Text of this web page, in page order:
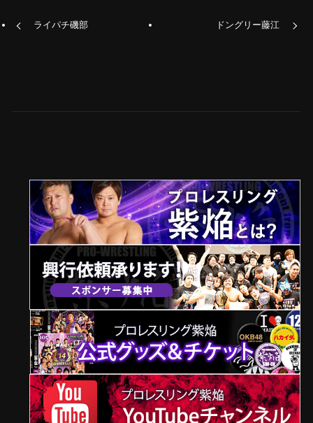
ライパチ磯部 ドングリー藤江